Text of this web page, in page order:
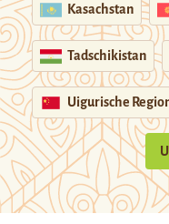
Kasachstan
Tadschikistan
Uigurische